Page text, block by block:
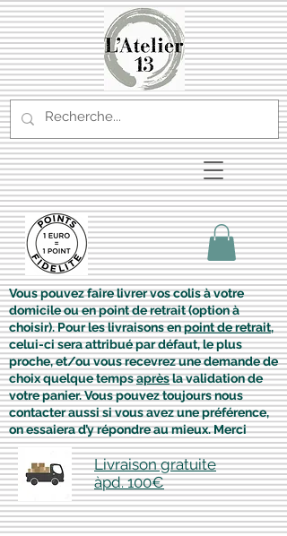
Vous pouvez faire livrer vos colis à votre
domicile ou en point de retrait (option à
choisir). Pour les livraisons enpoint de retrait,
celui-ci sera attribué par défaut, le plus
proche, et/ou vous recevrez une demande de
choix quelque tempsaprèsla validation de
votre panier. Vous pouvez toujours nous
contacter aussi si vous avez une préférence,
on essaiera d’y répondre au mieux. Merci
Livraison gratuite
àpd. 100€